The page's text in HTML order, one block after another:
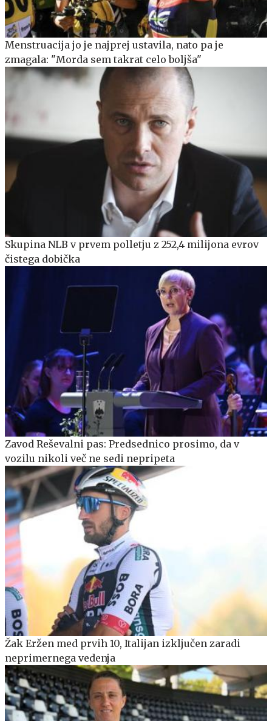
Menstruacija jo je najprej ustavila, nato pa je
zmagala: "Morda sem takrat celo boljša"
Skupina NLB v prvem polletju z 252,4 milijona evrov
čistega dobička
Zavod Reševalni pas: Predsednico prosimo, da v
vozilu nikoli več ne sedi nepripeta
Žak Eržen med prvih 10, Italijan izključen zaradi
neprimernega vedenja